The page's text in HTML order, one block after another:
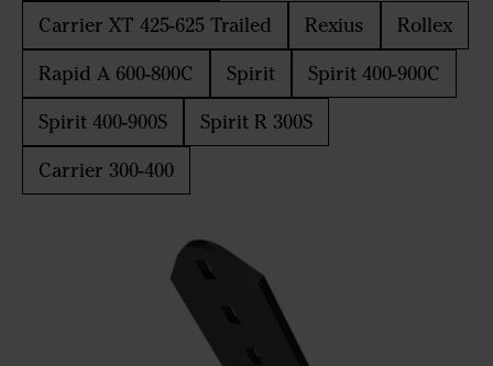
Carrier XT 425-625 Trailed
Rexius
Rollex
Rapid A 600-800C
Spirit
Spirit 400-900C
Spirit 400-900S
Spirit R 300S
Carrier 300-400